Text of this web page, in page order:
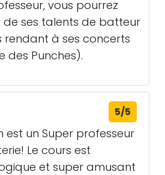
vous pourrez
ses talents de batteur
rendant à ses concerts
des Punches).
5/5
est un Super professeur
Le cours est
et super amusant